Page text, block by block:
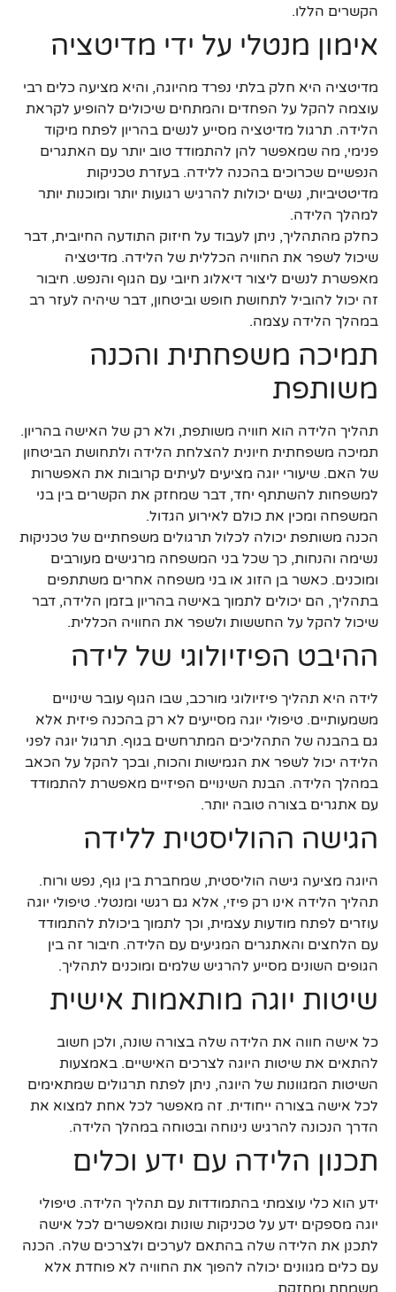
הקשרים הללו.
אימון מנטלי על ידי מדיטציה
מדיטציה היא חלק בלתי נפרד מהיוגה, והיא מציעה כלים רבי
עוצמה להקל על הפחדים והמתחים שיכולים להופיע לקראת
הלידה. תרגול מדיטציה מסייע לנשים בהריון לפתח מיקוד
פנימי, מה שמאפשר להן להתמודד טוב יותר עם האתגרים
הנפשיים שכרוכים בהכנה ללידה. בעזרת טכניקות
מדיטטיביות, נשים יכולות להרגיש רגועות יותר ומוכנות יותר
למהלך הלידה.
כחלק מהתהליך, ניתן לעבוד על חיזוק התודעה החיובית, דבר
שיכול לשפר את החוויה הכללית של הלידה. מדיטציה
מאפשרת לנשים ליצור דיאלוג חיובי עם הגוף והנפש. חיבור
זה יכול להוביל לתחושת חופש וביטחון, דבר שיהיה לעזר רב
במהלך הלידה עצמה.
תמיכה משפחתית והכנה
משותפת
תהליך הלידה הוא חוויה משותפת, ולא רק של האישה בהריון.
תמיכה משפחתית חיונית להצלחת הלידה ולתחושת הביטחון
של האם. שיעורי יוגה מציעים לעיתים קרובות את האפשרות
למשפחות להשתתף יחד, דבר שמחזק את הקשרים בין בני
המשפחה ומכין את כולם לאירוע הגדול.
הכנה משותפת יכולה לכלול תרגולים משפחתיים של טכניקות
נשימה והנחות, כך שכל בני המשפחה מרגישים מעורבים
ומוכנים. כאשר בן הזוג או בני משפחה אחרים משתתפים
בתהליך, הם יכולים לתמוך באישה בהריון בזמן הלידה, דבר
שיכול להקל על החששות ולשפר את החוויה הכללית.
ההיבט הפיזיולוגי של לידה
לידה היא תהליך פיזיולוגי מורכב, שבו הגוף עובר שינויים
משמעותיים. טיפולי יוגה מסייעים לא רק בהכנה פיזית אלא
גם בהבנה של התהליכים המתרחשים בגוף. תרגול יוגה לפני
הלידה יכול לשפר את הגמישות והכוח, ובכך להקל על הכאב
במהלך הלידה. הבנת השינויים הפיזיים מאפשרת להתמודד
עם אתגרים בצורה טובה יותר.
הגישה ההוליסטית ללידה
היוגה מציעה גישה הוליסטית, שמחברת בין גוף, נפש ורוח.
תהליך הלידה אינו רק פיזי, אלא גם רגשי ומנטלי. טיפולי יוגה
עוזרים לפתח מודעות עצמית, וכך לתמוך ביכולת להתמודד
עם הלחצים והאתגרים המגיעים עם הלידה. חיבור זה בין
הגופים השונים מסייע להרגיש שלמים ומוכנים לתהליך.
שיטות יוגה מותאמות אישית
כל אישה חווה את הלידה שלה בצורה שונה, ולכן חשוב
להתאים את שיטות היוגה לצרכים האישיים. באמצעות
השיטות המגוונות של היוגה, ניתן לפתח תרגולים שמתאימים
לכל אישה בצורה ייחודית. זה מאפשר לכל אחת למצוא את
הדרך הנכונה להרגיש נינוחה ובטוחה במהלך הלידה.
תכנון הלידה עם ידע וכלים
ידע הוא כלי עוצמתי בהתמודדות עם תהליך הלידה. טיפולי
יוגה מספקים ידע על טכניקות שונות ומאפשרים לכל אישה
לתכנן את הלידה שלה בהתאם לערכים ולצרכים שלה. הכנה
עם כלים מגוונים יכולה להפוך את החוויה לא פוחדת אלא
משמחת ומחזקת.